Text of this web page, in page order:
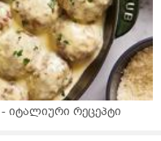
იტალიური რეცეპტი